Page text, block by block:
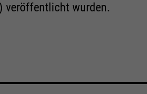
) veröffentlicht wurden.